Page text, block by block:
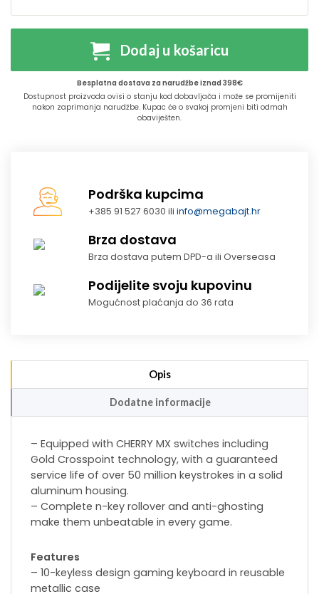
Dodaj u košaricu
Besplatna dostava za narudžbe iznad 398€
Dostupnost proizvoda ovisi o stanju kod dobavljača i može se promijeniti
nakon zaprimanja narudžbe. Kupac će o svakoj promjeni biti odmah
obaviješten.
Podrška kupcima
+385 91 527 6030 iliinfo@megabajt.hr
Brza dostava
Brza dostava putem DPD-a ili Overseasa
Podijelite svoju kupovinu
Mogućnost plaćanja do 36 rata
Opis
Dodatne informacije
– Equipped with CHERRY MX switches including
Gold Crosspoint technology, with a guaranteed
service life of over 50 million keystrokes in a solid
aluminum housing.
– Complete n-key rollover and anti-ghosting
make them unbeatable in every game.
Features
– 10-keyless design gaming keyboard in reusable
metallic case